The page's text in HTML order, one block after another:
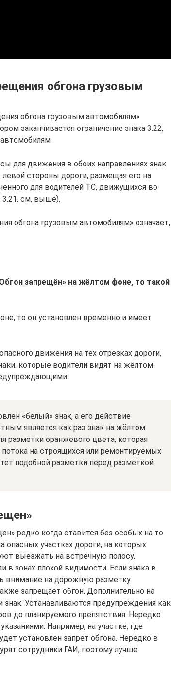
обгона грузовым
обгона грузовым автомобилям»
заканчивается ограничение знака 3.22,
для движения в обоих направлениях знак
левой стороны дороги, размещая его на
для водителей ТС, движущихся во
3.21, см. выше).
обгона грузовым автомобилям» означает,
запрещён» на жёлтом фоне, то такой
то он установлен временно и имеет
движения на тех отрезках дороги,
которые водители видят на жёлтом
«белый» знак, а его действие
является как раз знак на жёлтом
разметки оранжевого цвета, которая
на строящихся или ремонтируемых
подобной разметки перед разметкой
редко когда ставится без особых на то
опасных участках дороги, на которых
выезжать на встречную полосу.
зонах плохой видимости. Если знака в
внимание на дорожную разметку.
запрещает обгон. Дополнительно на
Устанавливаются предупреждения как
до планируемого препятствия. Нередко
Например, на участке, где
установлен запрет обгона. Нередко в
сотрудники ГАИ, поэтому лучше